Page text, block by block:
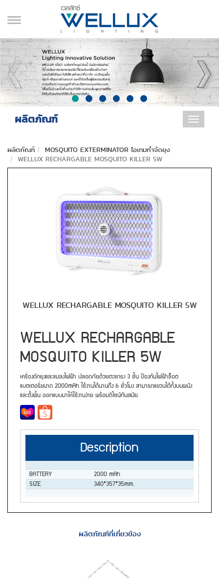
Toggle
ผลิตภัณฑ์
ผลิตภัณฑ์
MOSQUITO EXTERMINATOR ไอเทมกำจัดยุง
WELLUX RECHARGABLE MOSQUITO KILLER 5W
WELLUX RECHARGABLE MOSQUITO KILLER 5W
WELLUX RECHARGABLE
MOSQUITO KILLER 5W
เครื่องดักยุงและแมลงไฟฟ้า ปลอดภัยด้วยตะแกรง 3 ชั้น ป้องกันไฟฟ้าช็อต
แบตเตอรี่ขนาด 2000mAh ใช้งานได้นานถึง 6 ชั่วโมง สามารถแขวนได้ทั้งบนผนัง
และตั้งพื้น ออกแบบมาให้ใช้งานง่าย พร้อมดีไซน์ทันสมัย
Description
BATTERY
2000 mAh
SIZE
340*357*35mm.
ผลิตภัณฑ์ที่เกี่ยวข้อง